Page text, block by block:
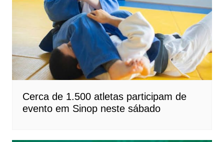
Cerca de 1.500 atletas participam de
evento em Sinop neste sábado